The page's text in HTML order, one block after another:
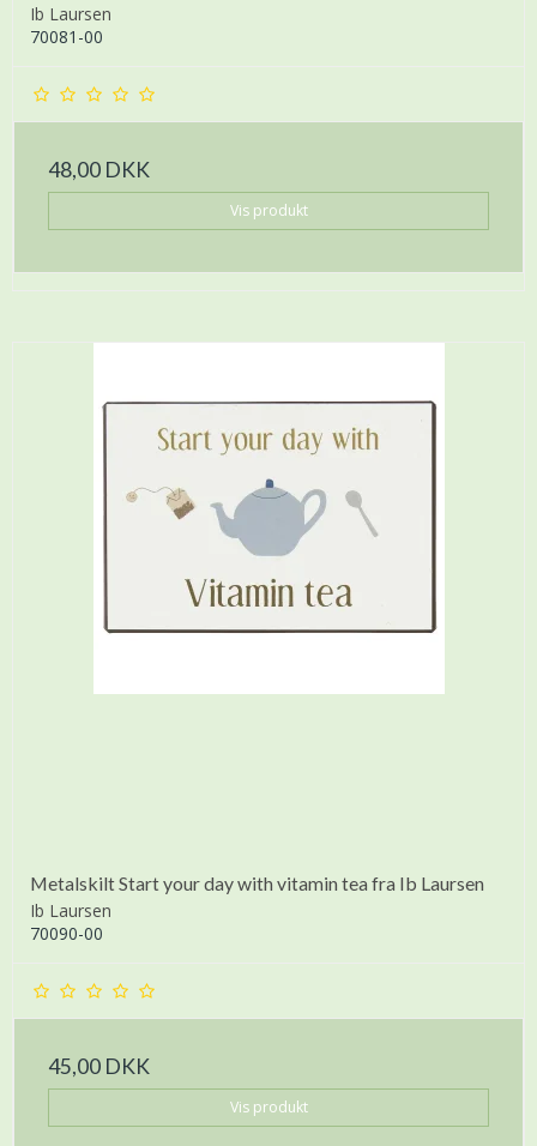
Ib Laursen
70081-00
48,00 DKK
Vis produkt
Metalskilt Start your day with vitamin tea fra Ib Laursen
Ib Laursen
70090-00
45,00 DKK
Vis produkt